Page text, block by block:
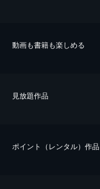
動画も書籍も楽しめる
⾒放題作品
ポイント（レンタル）作品